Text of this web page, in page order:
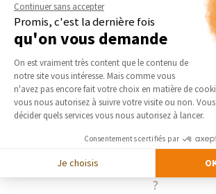
La Maison Des Travaux,
?
Continuer sans accepter
Promis, c'est la dernière fois
qu'on vous demande
Plateforme de Gestion du
On est vraiment très content que le contenu de
notre site vous intéresse. Mais comme vous
n'avez pas encore fait votre choix en matière de
vous nous autorisez à suivre votre visite ou non.
décider quels services vous nous autorisez à lancer.
Consentements certifiés par
Je choisis
Axeptio consent